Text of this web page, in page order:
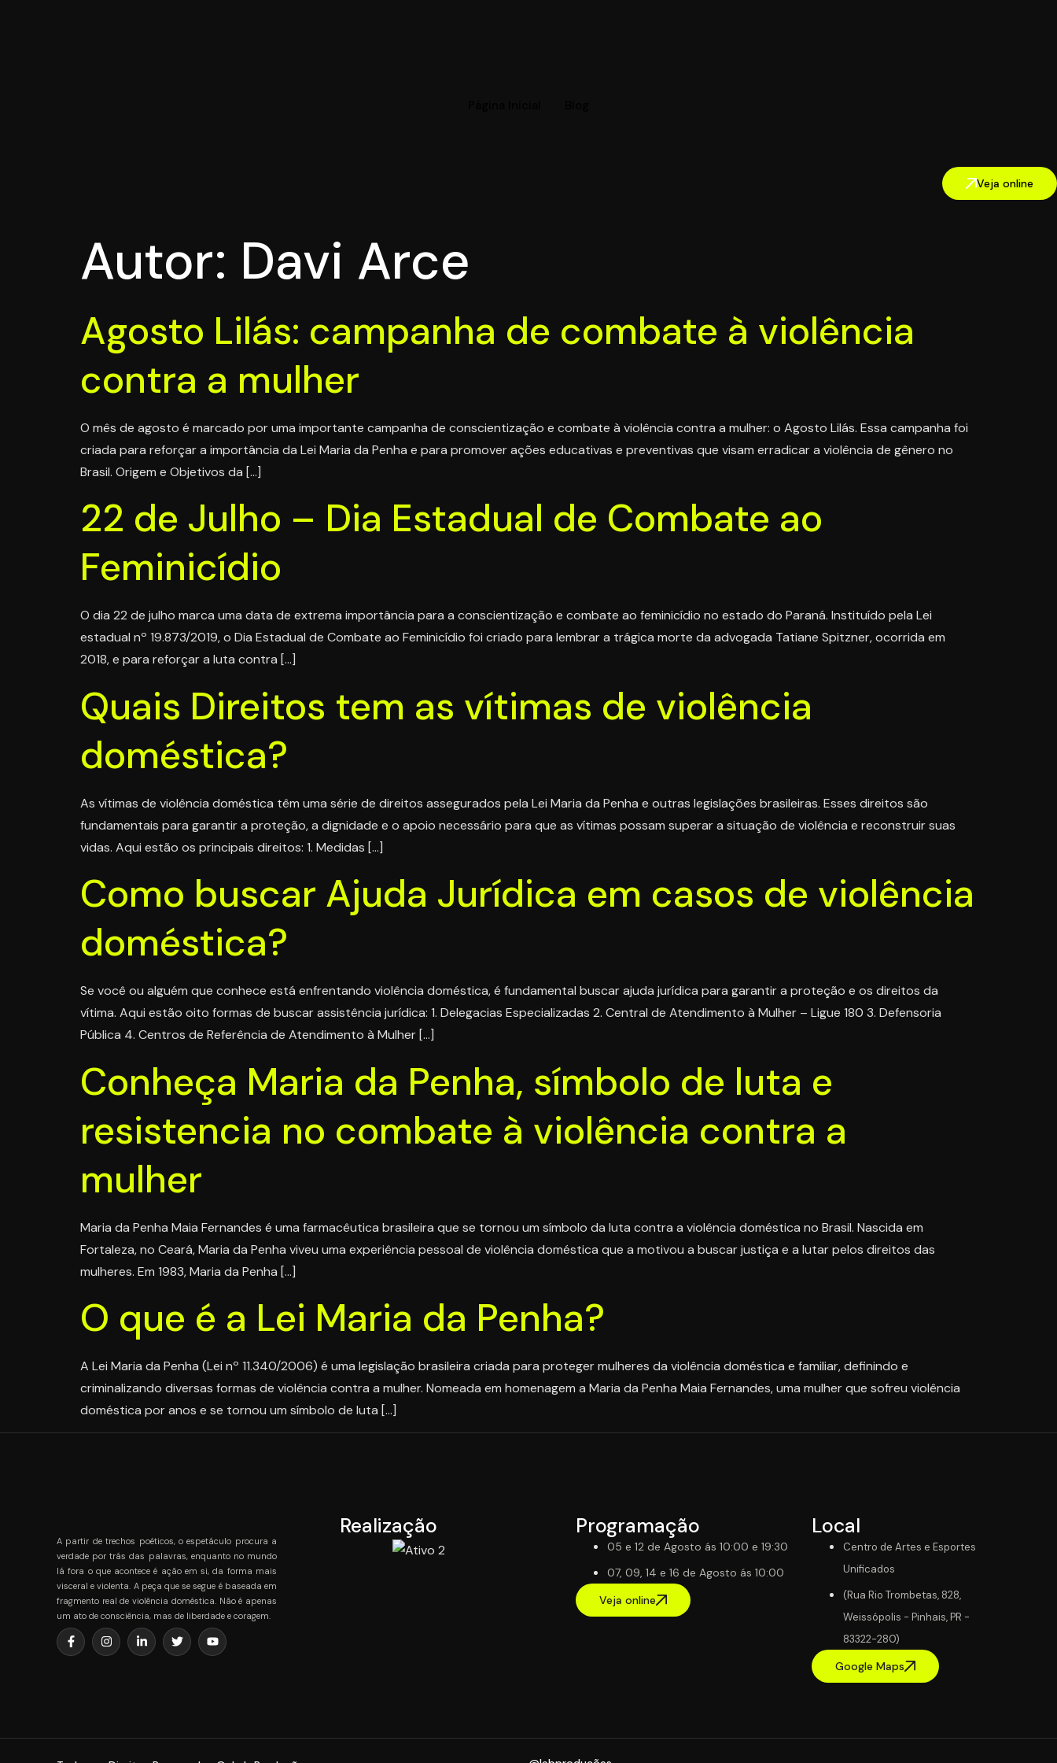
Veja online
Autor: Davi Arce
Agosto Lilás: campanha de combate à violência
contra a mulher
O mês de agosto é marcado por uma importante campanha de conscientização e combate à violência contra a mulher: o Agosto Lilás. Essa campanha foi
criada para reforçar a importância da Lei Maria da Penha e para promover ações educativas e preventivas que visam erradicar a violência de gênero no
Brasil. Origem e Objetivos da […]
22 de Julho – Dia Estadual de Combate ao
Feminicídio
O dia 22 de julho marca uma data de extrema importância para a conscientização e combate ao feminicídio no estado do Paraná. Instituído pela Lei
estadual nº 19.873/2019, o Dia Estadual de Combate ao Feminicídio foi criado para lembrar a trágica morte da advogada Tatiane Spitzner, ocorrida em
2018, e para reforçar a luta contra […]
Quais Direitos tem as vítimas de violência
doméstica?
As vítimas de violência doméstica têm uma série de direitos assegurados pela Lei Maria da Penha e outras legislações brasileiras. Esses direitos são
fundamentais para garantir a proteção, a dignidade e o apoio necessário para que as vítimas possam superar a situação de violência e reconstruir suas
vidas. Aqui estão os principais direitos: 1. Medidas […]
Como buscar Ajuda Jurídica em casos de violência
doméstica?
Se você ou alguém que conhece está enfrentando violência doméstica, é fundamental buscar ajuda jurídica para garantir a proteção e os direitos da
vítima. Aqui estão oito formas de buscar assistência jurídica: 1. Delegacias Especializadas 2. Central de Atendimento à Mulher – Ligue 180 3. Defensoria
Pública 4. Centros de Referência de Atendimento à Mulher […]
Conheça Maria da Penha, símbolo de luta e
resistencia no combate à violência contra a
mulher
Maria da Penha Maia Fernandes é uma farmacêutica brasileira que se tornou um símbolo da luta contra a violência doméstica no Brasil. Nascida em
Fortaleza, no Ceará, Maria da Penha viveu uma experiência pessoal de violência doméstica que a motivou a buscar justiça e a lutar pelos direitos das
mulheres. Em 1983, Maria da Penha […]
O que é a Lei Maria da Penha?
A Lei Maria da Penha (Lei nº 11.340/2006) é uma legislação brasileira criada para proteger mulheres da violência doméstica e familiar, definindo e
criminalizando diversas formas de violência contra a mulher. Nomeada em homenagem a Maria da Penha Maia Fernandes, uma mulher que sofreu violência
doméstica por anos e se tornou um símbolo de luta […]
A partir de trechos poéticos, o espetáculo procura a
verdade por trás das palavras, enquanto no mundo
lá fora o que acontece é ação em si, da forma mais
visceral e violenta. A peça que se segue é baseada em
fragmento real de violência doméstica. Não é apenas
um ato de consciência, mas de liberdade e coragem.
Realização Programação
05 e 12 de Agosto ás 10:00 e 19:30
07, 09, 14 e 16 de Agosto ás 10:00
Veja online
Local
Centro de Artes e Esportes
Unificados
(Rua Rio Trombetas, 828,
Weissópolis - Pinhais, PR -
83322-280)
Google Maps